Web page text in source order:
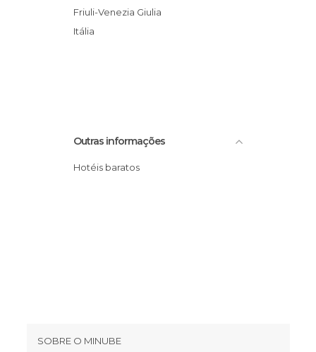
Praças em Udine
Friuli-Venezia Giulia
Itália
Outras informações
Hotéis baratos
SOBRE O MINUBE